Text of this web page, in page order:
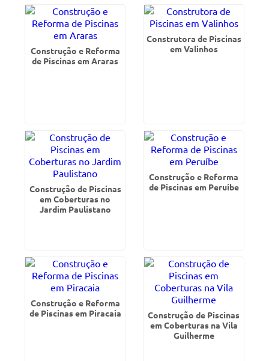
Construção e Reforma
de Piscinas em Araras
Construtora de Piscinas
em Valinhos
Construção de Piscinas
em Coberturas no
Jardim Paulistano
Construção e Reforma
de Piscinas em Peruíbe
Construção e Reforma
de Piscinas em Piracaia
Construção de Piscinas
em Coberturas na Vila
Guilherme